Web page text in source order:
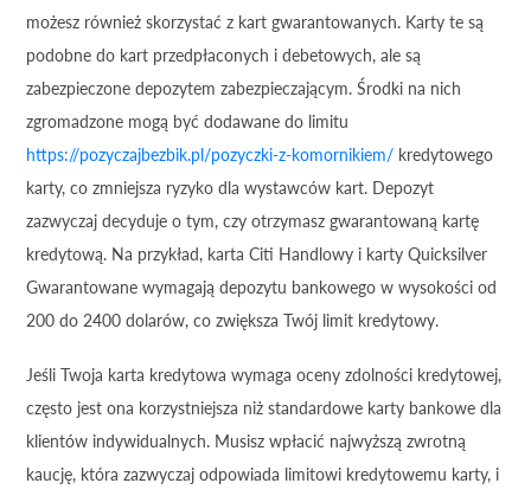
możesz również skorzystać z kart gwarantowanych. Karty te są
podobne do kart przedpłaconych i debetowych, ale są
zabezpieczone depozytem zabezpieczającym. Środki na nich
zgromadzone mogą być dodawane do limitu
https://pozyczajbezbik.pl/pozyczki-z-komornikiem/ kredytowego
karty, co zmniejsza ryzyko dla wystawców kart. Depozyt
zazwyczaj decyduje o tym, czy otrzymasz gwarantowaną kartę
kredytową. Na przykład, karta Citi Handlowy i karty Quicksilver
Gwarantowane wymagają depozytu bankowego w wysokości od
200 do 2400 dolarów, co zwiększa Twój limit kredytowy.
Jeśli Twoja karta kredytowa wymaga oceny zdolności kredytowej,
często jest ona korzystniejsza niż standardowe karty bankowe dla
klientów indywidualnych. Musisz wpłacić najwyższą zwrotną
kaucję, która zazwyczaj odpowiada limitowi kredytowemu karty, i